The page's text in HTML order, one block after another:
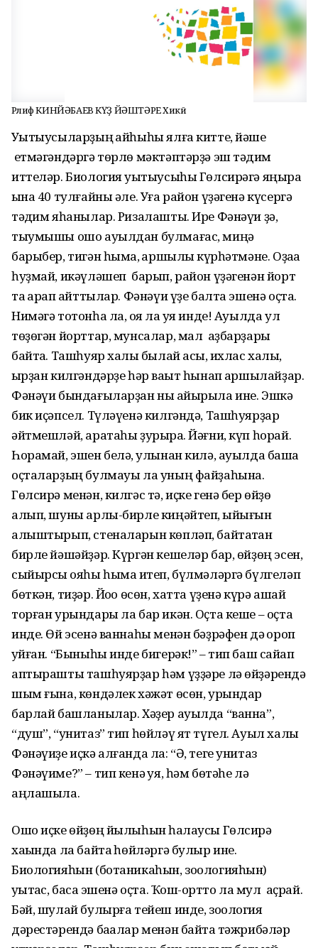
Рәлиф КИНЙӘБАЕВ КҮҘ ЙӘШТӘРЕ Хикәйә
Уҡытыусыларҙың ҡайһыһы ялға китте, йәше
етмәгәндәргә төрлө мәктәптәрҙә эш тәҡдим
иттеләр. Биология уҡытыусыһы Гөлсирәгә яңыраҡ
ҡына 40 тулғайны әле. Уға район үҙәгенә күсергә
тәҡдим яһанылар. Ризалашты. Ире Фәнәүи ҙә,
тыумышы ошо ауылдан булмағас, миңә
барыбер, тигән һымаҡ, ҡаршылыҡ күрһәтмәне. Оҙаҡҡа
һуҙмай, икәүләшеп барып, район үҙәгенән йорт
та ҡарап ҡайттылар. Фәнәүи үҙе балта эшенә оҫта.
Нимәгә тотонһа ла, ҡоя ла ҡуя инде! Ауылда ул
төҙөгән йорттар, мунсалар, мал аҙбарҙары
байтаҡ. Ташһуяр халҡы былай асыҡ, ихлас халыҡ,
ҡырҙан килгәндәрҙе һәр ваҡыт һынап ҡаршылайҙар.
Фәнәүи бындағыларҙан ныҡ айырыла ине. Эшкә
бик иҫәпсел. Түләүенә килгәндә, Ташһуярҙар
әйтмешләй, аратаһы ҙурыраҡ. Йәғни, күп һорай.
Һорамай, эшен белә, ҡулынан килә, ауылда башҡа
оҫталарҙың булмауы ла уның файҙаһына.
Гөлсирә менән, килгәс тә, иҫке генә бер өйҙө
алып, шуны арлы-бирле киңәйтеп, ҡыйығын
алыштырып, стеналарын көпләп, байтаҡтан
бирле йәшәйҙәр. Күргән кешеләр бар, өйҙөң эсен,
сыйырсыҡ ояһы һымаҡ итеп, бүлмәләргә бүлгеләп
бөткән, тиҙәр. Йоҡо өсөн, хатта үҙенә күрә ашай
торған урындары ла бар икән. Оҫта кеше – оҫта
инде. Өй эсенә ваннаһы менән бәҙрәфен дә ҡороп
ҡуйған. “Быныһы инде бигерәк!” – тип баш сайҡап
аптырашты ташһуярҙар һәм үҙҙәре лә өйҙәрендә
шым ғына, көндәлек хәжәт өсөн, урындар
барлай башланылар. Хәҙер ауылда “ванна”,
“душ”, “унитаз” тип һөйләү ят түгел. Ауыл халҡы
Фәнәүиҙе иҫкә алғанда ла: “Ә, теге унитаз
Фәнәүиме?” – тип кенә ҡуя, һәм бөтәһе лә
аңлашыла.
Ошо иҫке өйҙөң йылыһын һаҡлаусы Гөлсирә
хаҡында ла байтаҡ һөйләргә булыр ине.
Биологияһын (ботаникаһын, зоологияһын)
уҡытҡас, баҡса эшенә оҫта. Ҡош-ҡортто ла мул аҫрай.
Бәй, шулай булырға тейеш инде, зоология
дәрестәрендә баҡалар менән байтаҡ тәжрибәләр